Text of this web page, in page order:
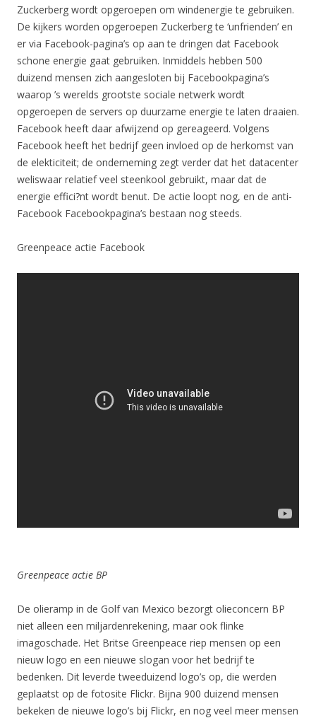
Zuckerberg wordt opgeroepen om windenergie te gebruiken.
De kijkers worden opgeroepen Zuckerberg te ‘unfrienden’ en
er via Facebook-pagina’s op aan te dringen dat Facebook
schone energie gaat gebruiken. Inmiddels hebben 500
duizend mensen zich aangesloten bij Facebookpagina’s
waarop ’s werelds grootste sociale netwerk wordt
opgeroepen de servers op duurzame energie te laten draaien.
Facebook heeft daar afwijzend op gereageerd. Volgens
Facebook heeft het bedrijf geen invloed op de herkomst van
de elekticiteit; de onderneming zegt verder dat het datacenter
weliswaar relatief veel steenkool gebruikt, maar dat de
energie effici?nt wordt benut. De actie loopt nog, en de anti-
Facebook Facebookpagina’s bestaan nog steeds.
Greenpeace actie Facebook
Greenpeace actie BP
De olieramp in de Golf van Mexico bezorgt olieconcern BP
niet alleen een miljardenrekening, maar ook flinke
imagoschade. Het Britse Greenpeace riep mensen op een
nieuw logo en een nieuwe slogan voor het bedrijf te
bedenken. Dit leverde tweeduizend logo’s op, die werden
geplaatst op de fotosite Flickr. Bijna 900 duizend mensen
bekeken de nieuwe logo’s bij Flickr, en nog veel meer mensen